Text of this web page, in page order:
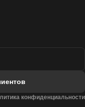
конфиденциальности